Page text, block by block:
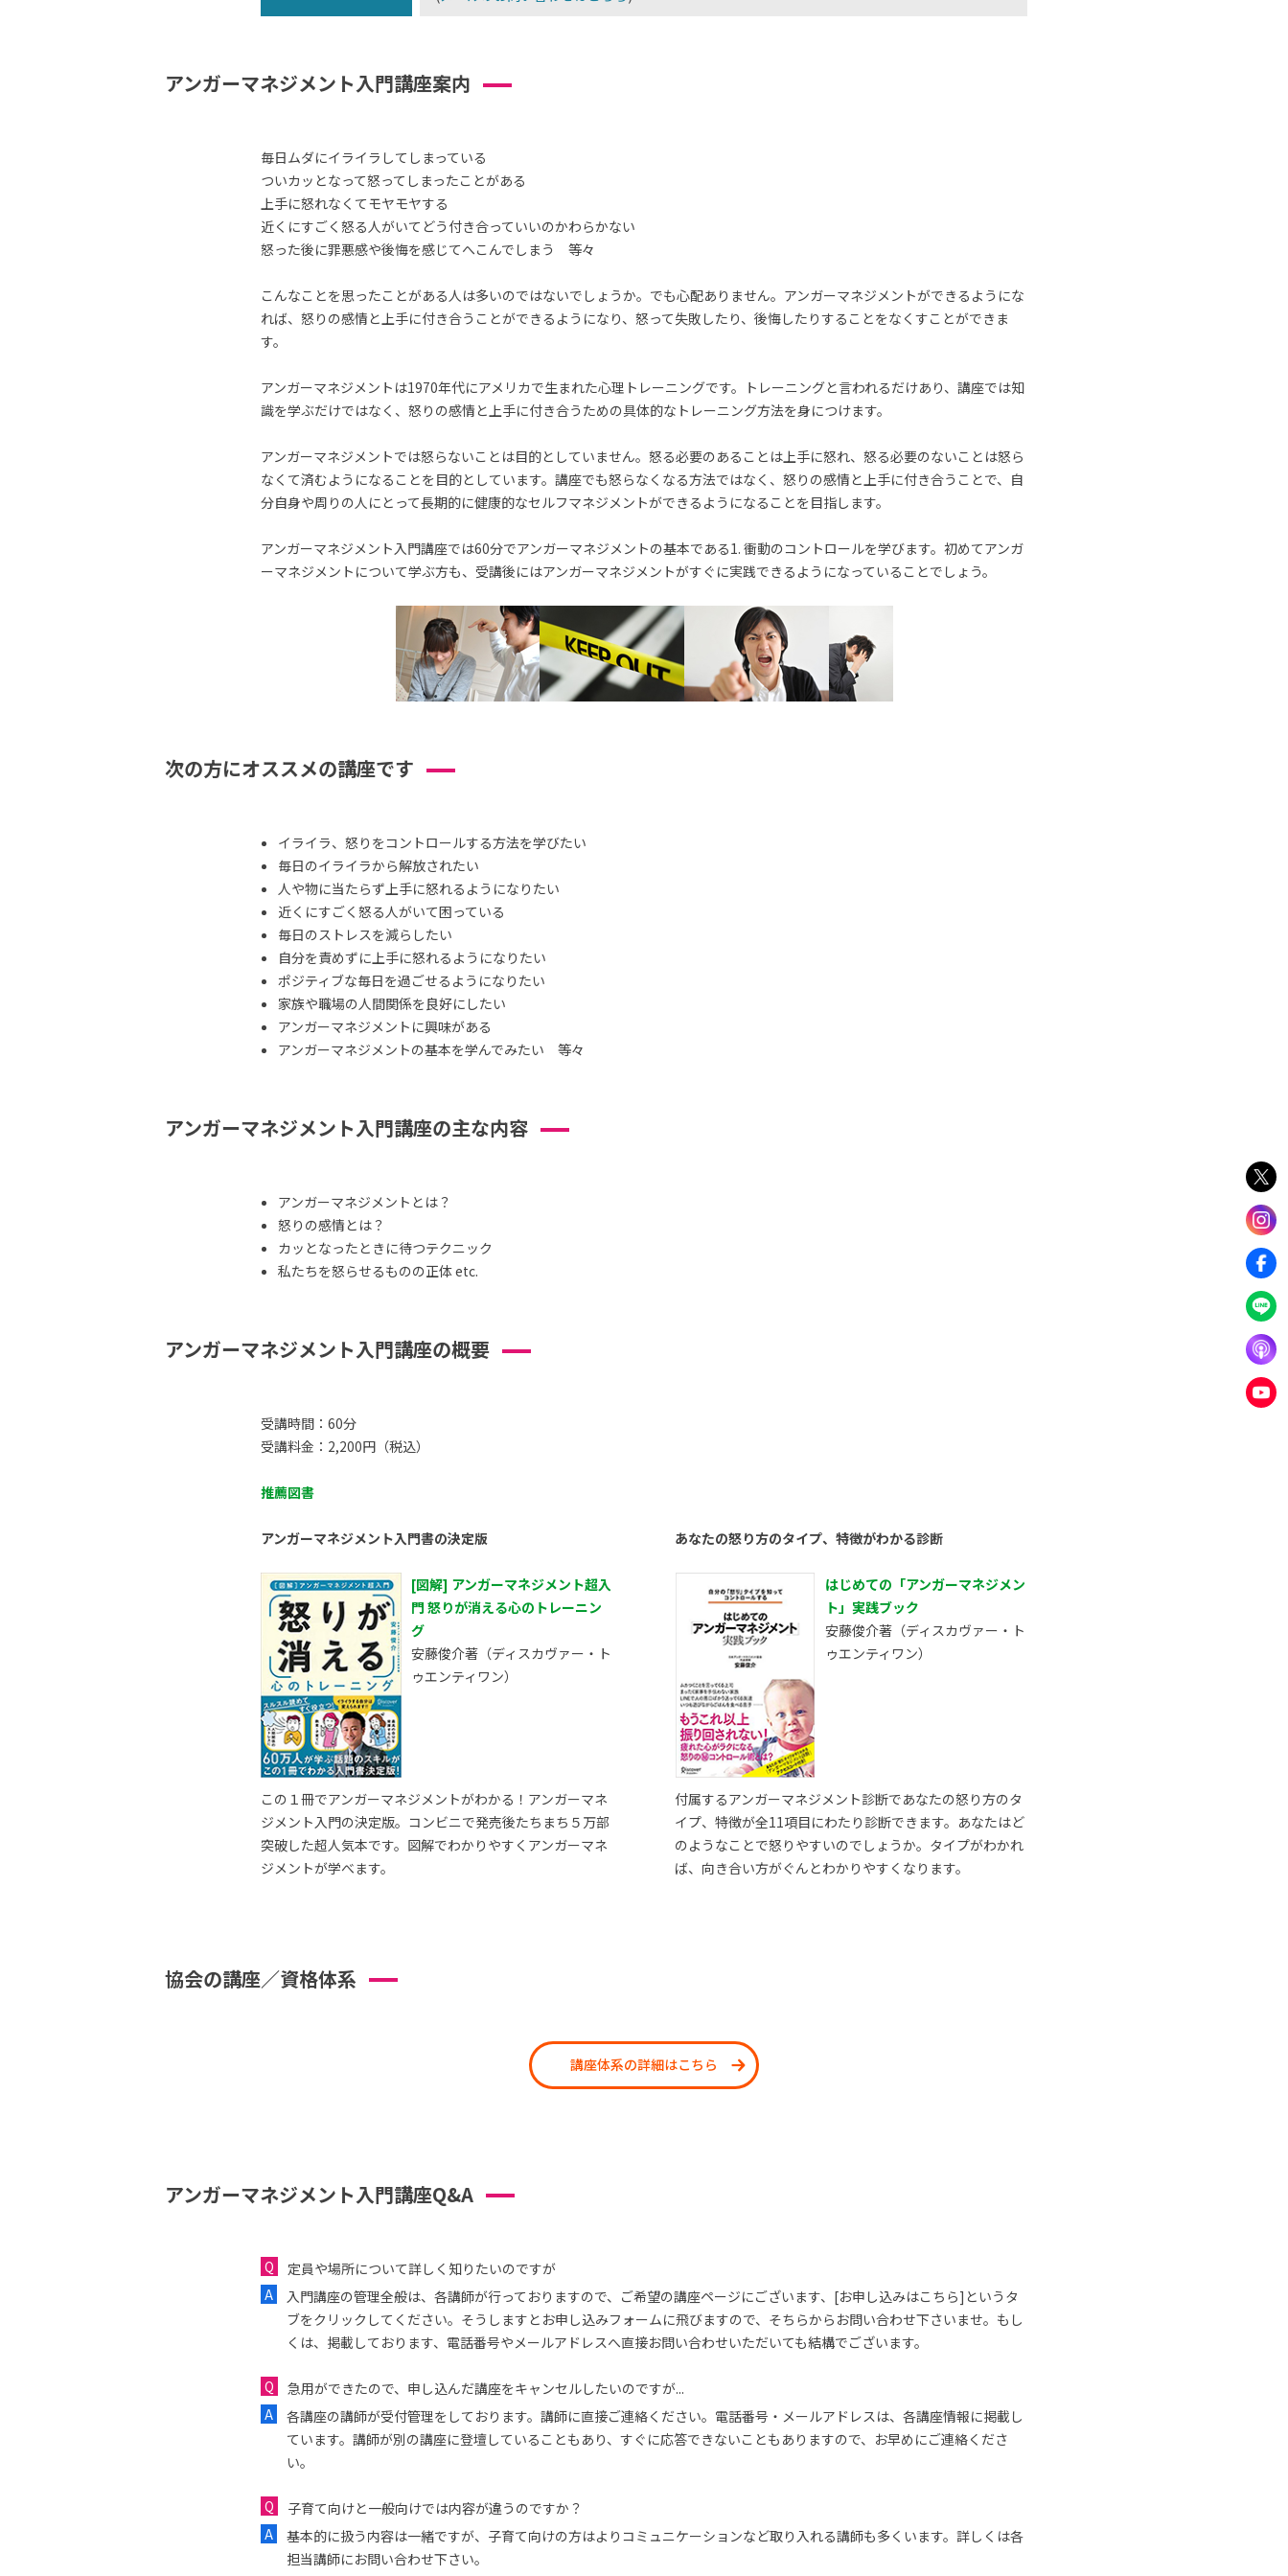
アンガーマネジメント入門講座案内
毎日ムダにイライラしてしまっている
ついカッとなって怒ってしまったことがある
上手に怒れなくてモヤモヤする
近くにすごく怒る人がいてどう付き合っていいのかわらかない
怒った後に罪悪感や後悔を感じてへこんでしまう 等々
こんなことを思ったことがある人は多いのではないでしょうか。でも心配ありません。アンガーマネジメントができるようにな
れば、怒りの感情と上手に付き合うことができるようになり、怒って失敗したり、後悔したりすることをなくすことができま
す。
アンガーマネジメントは1970年代にアメリカで生まれた心理トレーニングです。トレーニングと言われるだけあり、講座では知
識を学ぶだけではなく、怒りの感情と上手に付き合うための具体的なトレーニング方法を身につけます。
アンガーマネジメントでは怒らないことは目的としていません。怒る必要のあることは上手に怒れ、怒る必要のないことは怒ら
なくて済むようになることを目的としています。講座でも怒らなくなる方法ではなく、怒りの感情と上手に付き合うことで、自
分自身や周りの人にとって長期的に健康的なセルフマネジメントができるようになることを目指します。
アンガーマネジメント入門講座では60分でアンガーマネジメントの基本である1. 衝動のコントロールを学びます。初めてアンガ
ーマネジメントについて学ぶ方も、受講後にはアンガーマネジメントがすぐに実践できるようになっていることでしょう。
次の方にオススメの講座です
イライラ、怒りをコントロールする方法を学びたい
毎日のイライラから解放されたい
人や物に当たらず上手に怒れるようになりたい
近くにすごく怒る人がいて困っている
毎日のストレスを減らしたい
自分を責めずに上手に怒れるようになりたい
ポジティブな毎日を過ごせるようになりたい
家族や職場の人間関係を良好にしたい
アンガーマネジメントに興味がある
アンガーマネジメントの基本を学んでみたい 等々
アンガーマネジメント入門講座の主な内容
アンガーマネジメントとは？
怒りの感情とは？
カッとなったときに待つテクニック
私たちを怒らせるものの正体 etc.
アンガーマネジメント入門講座の概要
受講時間：60分
受講料金：2,200円（税込）
推薦図書
アンガーマネジメント入門書の決定版
[図解] アンガーマネジメント超入
門 怒りが消える心のトレーニン
グ
安藤俊介著（ディスカヴァー・ト
ゥエンティワン）
この１冊でアンガーマネジメントがわかる！アンガーマネ
ジメント入門の決定版。コンビニで発売後たちまち５万部
突破した超人気本です。図解でわかりやすくアンガーマネ
ジメントが学べます。
あなたの怒り方のタイプ、特徴がわかる診断
はじめての「アンガーマネジメン
ト」実践ブック
安藤俊介著（ディスカヴァー・ト
ゥエンティワン）
付属するアンガーマネジメント診断であなたの怒り方のタ
イプ、特徴が全11項目にわたり診断できます。あなたはど
のようなことで怒りやすいのでしょうか。タイプがわかれ
ば、向き合い方がぐんとわかりやすくなります。
協会の講座／資格体系
講座体系の詳細はこちら
アンガーマネジメント入門講座Q&A
定員や場所について詳しく知りたいのですが
入門講座の管理全般は、各講師が行っておりますので、ご希望の講座ページにございます、[お申し込みはこちら]というタ
ブをクリックしてください。そうしますとお申し込みフォームに飛びますので、そちらからお問い合わせ下さいませ。もし
くは、掲載しております、電話番号やメールアドレスへ直接お問い合わせいただいても結構でございます。
急用ができたので、申し込んだ講座をキャンセルしたいのですが...
各講座の講師が受付管理をしております。講師に直接ご連絡ください。電話番号・メールアドレスは、各講座情報に掲載し
ています。講師が別の講座に登壇していることもあり、すぐに応答できないこともありますので、お早めにご連絡くださ
い。
子育て向けと一般向けでは内容が違うのですか？
基本的に扱う内容は一緒ですが、子育て向けの方はよりコミュニケーションなど取り入れる講師も多くいます。詳しくは各
担当講師にお問い合わせ下さい。